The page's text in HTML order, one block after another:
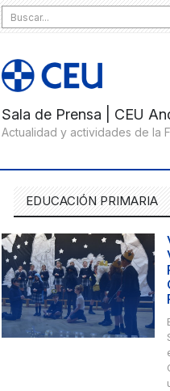
Search
for:
EDUCACIÓN PRIMARIA